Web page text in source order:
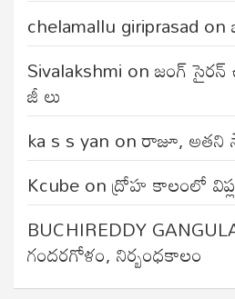
chelamallu giriprasad on
Sivalakshmi onజంగ్‌
జీ లు
ka s s yan onరాజూ, అతని
Kcubeonద్రోహ కాలంలో
BUCHIREDDY
గందరగోళం, నిర్బంధకాలం